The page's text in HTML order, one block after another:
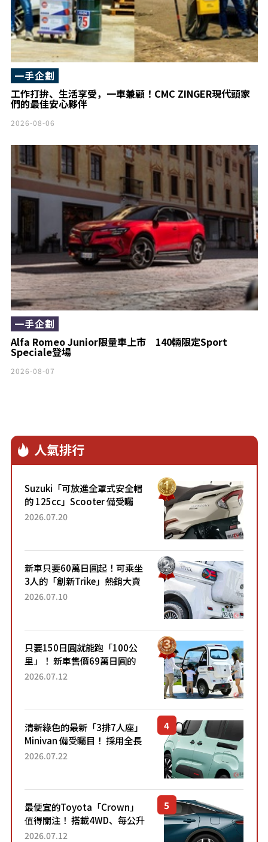
工作打拚、生活享受，一車兼顧！CMC ZINGER現代頭家
們的最佳安心夥伴
一手企劃
2026-08-06
Alfa Romeo Junior限量車上市 140輛限定Sport
Speciale登場
一手企劃
2026-08-07
人氣排行
Suzuki「可放進全罩式安全帽
的 125cc」Scooter 備受矚
目！採用全新流線設計與各項
2026.07.20
新車只要60萬日圓起！可乘坐
3人的「創新Trike」熱銷大賣
成為人氣車款！「養車成本真
2026.07.10
只要150日圓就能跑「100公
里」！ 新車售價69萬日圓的
「3人座」Trike大受歡迎！ 順
2026.07.12
清新綠色的最新「3排7人座」
Minivan 備受矚目！ 採用全長
4.7公尺剛剛好的車身尺寸與
2026.07.22
最便宜的Toyota「Crown」
值得關注！ 搭載4WD、每公升
22.4公里低油耗表現超亮眼！
2026.07.12